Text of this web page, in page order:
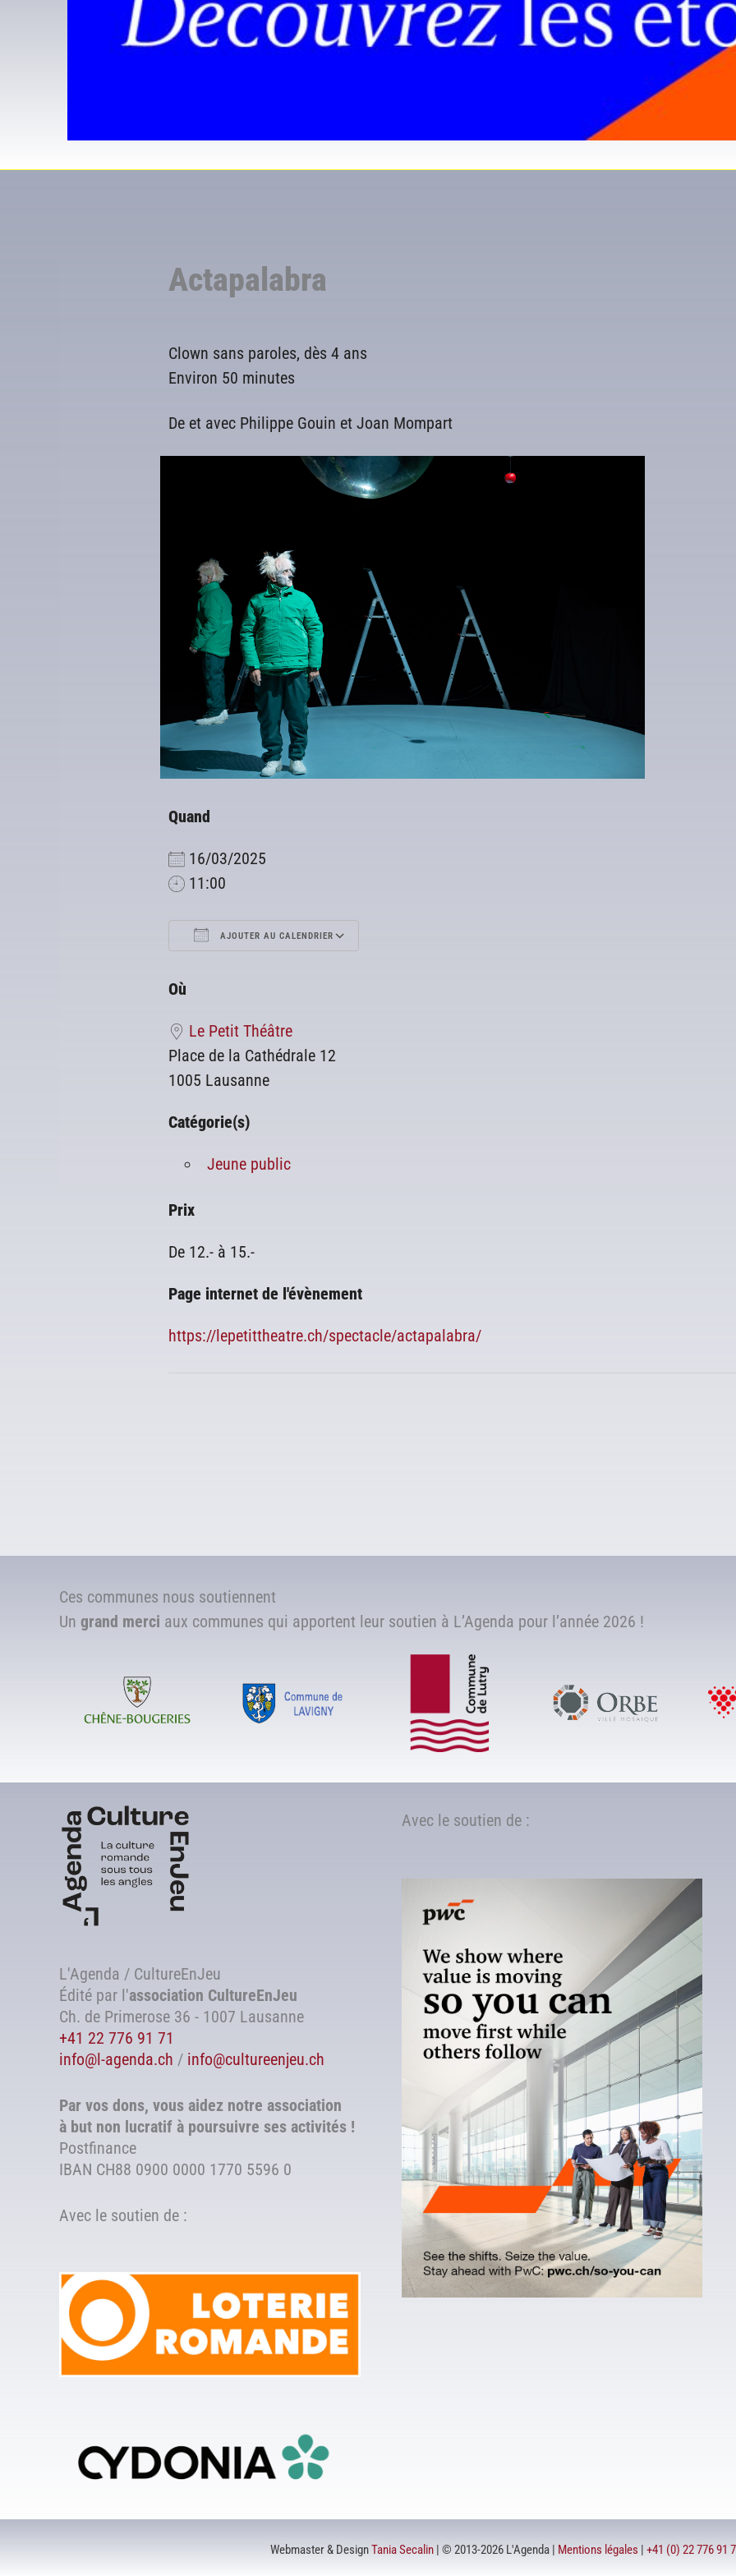
Actapalabra
Clown sans paroles, dès 4 ans
Environ 50 minutes
De et avec Philippe Gouin et Joan Mompart
Quand
16/03/2025
11:00
AJOUTER AU CALENDRIER
Où
Le Petit Théâtre
Place de la Cathédrale 12
1005 Lausanne
Catégorie(s)
Jeune public
Prix
De 12.- à 15.-
Page internet de l'évènement
https://lepetittheatre.ch/spectacle/actapalabra/
Ces communes nous soutiennent
Un grand merci aux communes qui apportent leur soutien à L’Agenda pour l’année 2026 !
L'Agenda / CultureEnJeu
Édité par l'association CultureEnJeu
Ch. de Primerose 36 - 1007 Lausanne
+41 22 776 91 71
info@l-agenda.ch / info@cultureenjeu.ch
Par vos dons, vous aidez notre association
à but non lucratif à poursuivre ses activités !
Postfinance
IBAN CH88 0900 0000 1770 5596 0
Avec le soutien de :
Avec le soutien de :
Webmaster & DesignTania Secalin | © 2013-2026 L'Agenda | Mentions légales +41 (0) 22 776 91